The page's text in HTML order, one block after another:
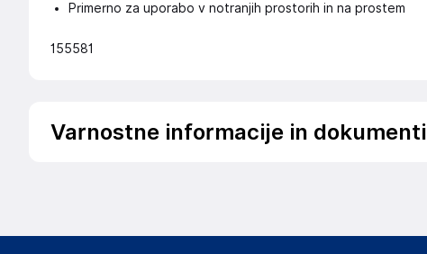
Primerno za uporabo v notranjih prostorih in na prostem
155581
Varnostne informacije in dokumenti